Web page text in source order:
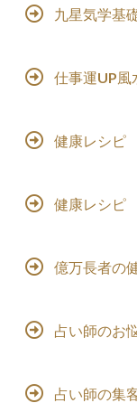
九星気学基
仕事運UP風
健康レシピ
健康レシピ
億万長者の
占い師のお
占い師の集